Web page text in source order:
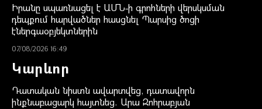
Իրանը սպառնացել է ԱՄՆ-ի գրոհների վերսկսման
դեպքում հարվածներ հասցնել Պարսից ծոցի
էներգաօբյեկտներին
07/08/2026 16:49
Կարևոր
Դատական նիստն ավարտվեց, դատավորն
ինքնաբացարկ հայտնեց. Արա Զոհրաբյան